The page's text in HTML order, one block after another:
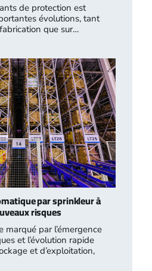
de protection est
évolutions, tant
que sur…
par sprinkleur à
risques
marqué par l’émergence
et l’évolution rapide
et d’exploitation,